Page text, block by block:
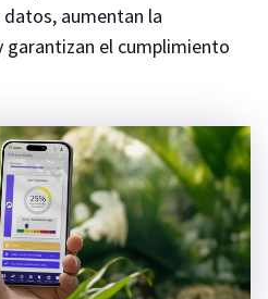
aumentan la
garantizan el cumplimiento